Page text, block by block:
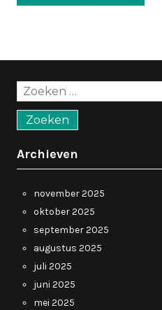
Zoeken
naar:
Archieven
november 2025
oktober 2025
september 2025
augustus 2025
juli 2025
juni 2025
mei 2025